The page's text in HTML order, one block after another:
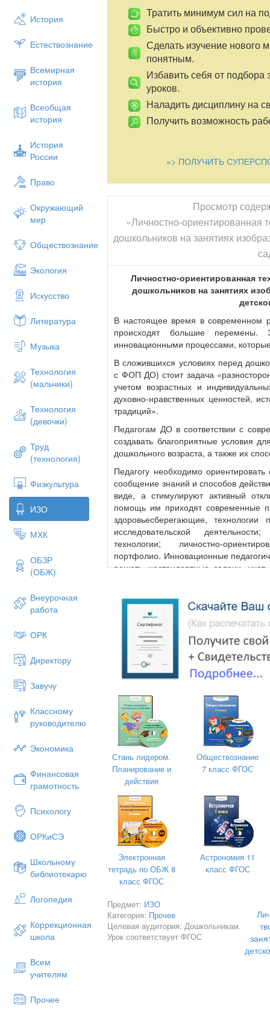
История
Естествознание
Всемирная
история
Всеобщая
история
История
России
Право
Окружающий
мир
Обществознание
Экология
Искусство
Литература
Музыка
Технология
(мальчики)
Технология
(девочки)
Труд
(технология)
Физкультура
ИЗО
МХК
ОБЗР
(ОБЖ)
Внеурочная
работа
ОРК
Директору
Завучу
Классному
руководителю
Экономика
Финансовая
грамотность
Психологу
ОРКиСЭ
Школьному
библиотекарю
Логопедия
Коррекционная
школа
Всем
учителям
Прочее
Тратить минимум сил на
Быстро и объективно
Сделать изучение нового
понятным.
Избавить себя от подбора
уроков.
Наладить дисциплину на
Получить возможность
=> ПОЛУЧИТЬ
Просмотр
«Личностно-ориентированная
дошкольников на занятиях
Личностно-ориентированная
дошкольников на занятиях
В настоящее время в современном
происходят большие
инновационными процессами,
В сложившихся условиях перед
с ФОП ДО) стоит задача
учетом возрастных и
духовно-нравственных ценностей,
традиций».
Педагогам ДО в соответствии с
создавать благоприятные условия
дошкольного возраста, а также их
Педагогу необходимо
сообщение знаний и способов
виде, а стимулируют активный
помощь им приходят современные
здоровьесберегающие, технологии
исследовательской
технологии; личностно-
портфолио. Инновационные
решать нестандартные задачи,
А что же такое «педагогические
педагогическая технология - это
установок, определяющих
методов, способов, приёмов
организационно - методический
Среди всех педагогических
центр всей системы
самобытность и самоценность.
раскрывается, а затем
этом необходимо обеспечение
учреждении, бесконфликтных и
реализация имеющихся природных
Как же раскрывается
- Гуманно-личностные подход
помощи ребенку с ослабленным
дошкольного учреждения, учет
- Сотрудничество ребенка и
в отношениях педагога с
взаимоотношений «Взрослый -
Личностно-ориентированная
заботы, сотрудничества, создания
личности. Становление личности
развитие самосознания во
воспитаннику.
Таким образом, можно
Стань лидером.
Планирование и
действия
Обществознание
7 класс ФГОС
Электронная
тетрадь по ОБЖ 8
класс ФГОС
Астрономия 11
класс ФГОС
Предмет: ИЗО
Категория: Прочее
Целевая аудитория: Дошкольникам.
Урок соответствует ФГОС